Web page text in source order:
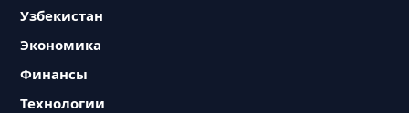
Узбекистан
Экономика
Финансы
Технологии